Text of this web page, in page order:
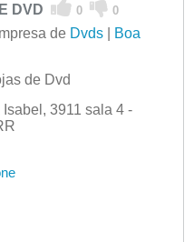
DVD 0 0
de Dvds|
Boa
de Dvd
3911 sala 4 -